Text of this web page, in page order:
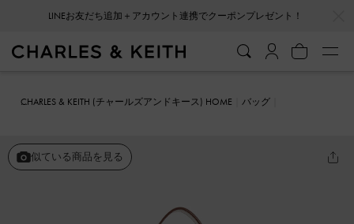
会員登録＋ニュースレター登録で10%OFFクーポンプレゼント！
CHARLES & KEITH (チャールズアンドキース) HOME
バッグ
似ている商品を見る